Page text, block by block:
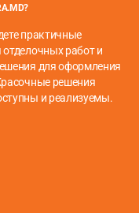
практичные
работ и
для оформления
решения
и реализуемы.